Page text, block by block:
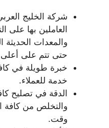
شركة الخليج
العاملين بها على
والمعدات الحديثة
حتى تتم على
خبرة طويلة في
خدمة للعملاء.
الدقة في تصليح
والتخلص من كافة
وقت.